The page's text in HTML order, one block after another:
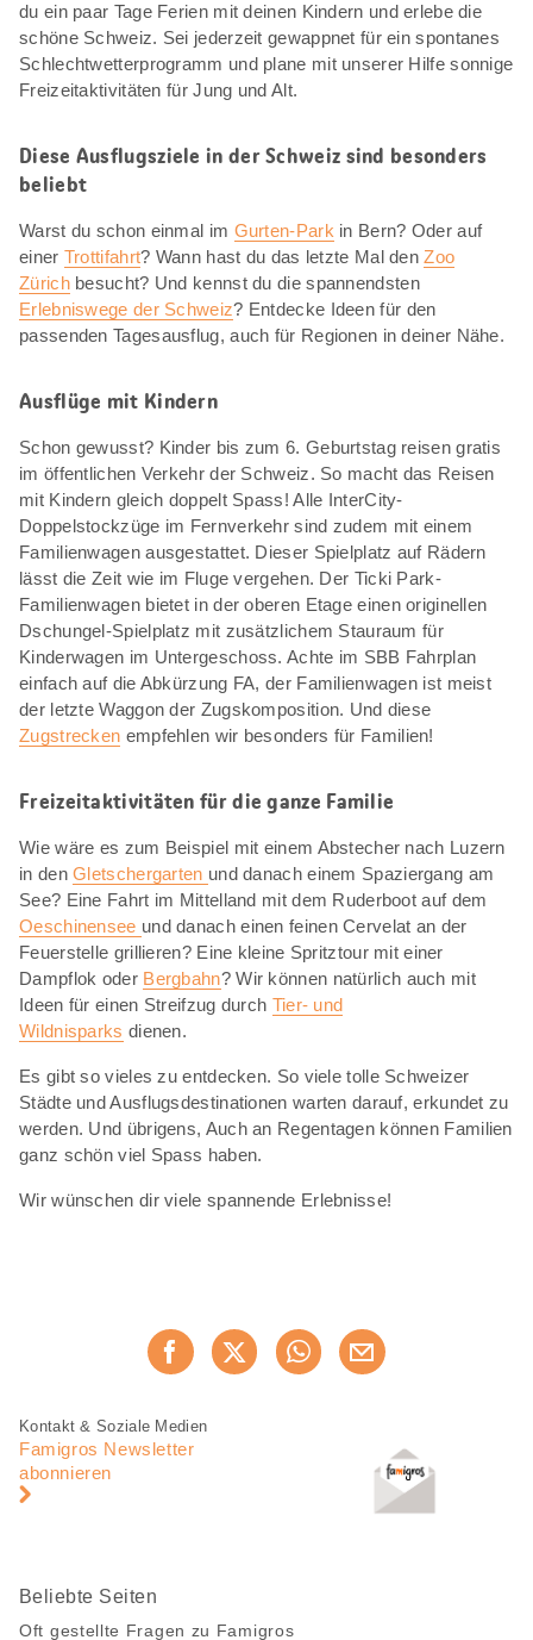
du ein paar Tage Ferien mit deinen Kindern und erlebe die
schöne Schweiz. Sei jederzeit gewappnet für ein spontanes
Schlechtwetterprogramm und plane mit unserer Hilfe sonnige
Freizeitaktivitäten für Jung und Alt.
Diese Ausflugsziele in der Schweiz sind besonders
beliebt
Warst du schon einmal im Gurten-Park in Bern? Oder auf
einer Trottifahrt? Wann hast du das letzte Mal denZoo
Zürichbesucht? Und kennst du die spannendsten
Erlebniswege der Schweiz? Entdecke Ideen für den
passenden Tagesausflug, auch für Regionen in deiner Nähe.
Ausflüge mit Kindern
Schon gewusst? Kinder bis zum 6. Geburtstag reisen gratis
im öffentlichen Verkehr der Schweiz. So macht das Reisen
mit Kindern gleich doppelt Spass! Alle InterCity-
Doppelstockzüge im Fernverkehr sind zudem mit einem
Familienwagen ausgestattet. Dieser Spielplatz auf Rädern
lässt die Zeit wie im Fluge vergehen. Der Ticki Park-
Familienwagen bietet in der oberen Etage einen originellen
Dschungel-Spielplatz mit zusätzlichem Stauraum für
Kinderwagen im Untergeschoss. Achte im SBB Fahrplan
einfach auf die Abkürzung FA, der Familienwagen ist meist
der letzte Waggon der Zugskomposition. Und diese
Zugstrecken empfehlen wir besonders für Familien!
Freizeitaktivitäten für die ganze Familie
Wie wäre es zum Beispiel mit einem Abstecher nach Luzern
in denGletschergarten und danach einem Spaziergang am
See? Eine Fahrt im Mittelland mit dem Ruderboot auf dem
Oeschinensee und danach einen feinen Cervelat an der
Feuerstelle grillieren? Eine kleine Spritztour mit einer
Dampflok oder Bergbahn? Wir können natürlich auch mit
Ideen für einen Streifzug durch Tier- und
Wildnisparks dienen.
Es gibt so vieles zu entdecken. So viele tolle Schweizer
Städte und Ausflugsdestinationen warten darauf, erkundet zu
werden. Und übrigens, Auch an Regentagen können Familien
ganz schön viel Spass haben.
Wir wünschen dir viele spannende Erlebnisse!
Jetzt weiterempfehlen
Fusszeile
Fusszeile
Navigation
Kontakt & Soziale Medien
Famigros Newsletter
abonnieren
Beliebte Seiten
Oft gestellte Fragen zu Famigros